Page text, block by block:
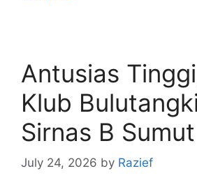
Antusias
Klub
Sirnas B
July 24, 2026 by Razief